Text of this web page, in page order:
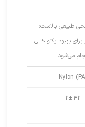
طبیعی بالاست؛
برای بهبود یکنواختی
می‌شود.
Nylon
۴۲ ± ۲